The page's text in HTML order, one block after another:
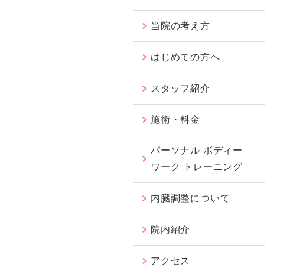
当院の考え方
はじめての方へ
スタッフ紹介
施術・料金
パーソナル ボディー
ワーク トレーニング
内臓調整について
院内紹介
アクセス